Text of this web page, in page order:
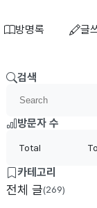
방명록 글
검색
방문자 수
Total
카테고리
전체 글(269)